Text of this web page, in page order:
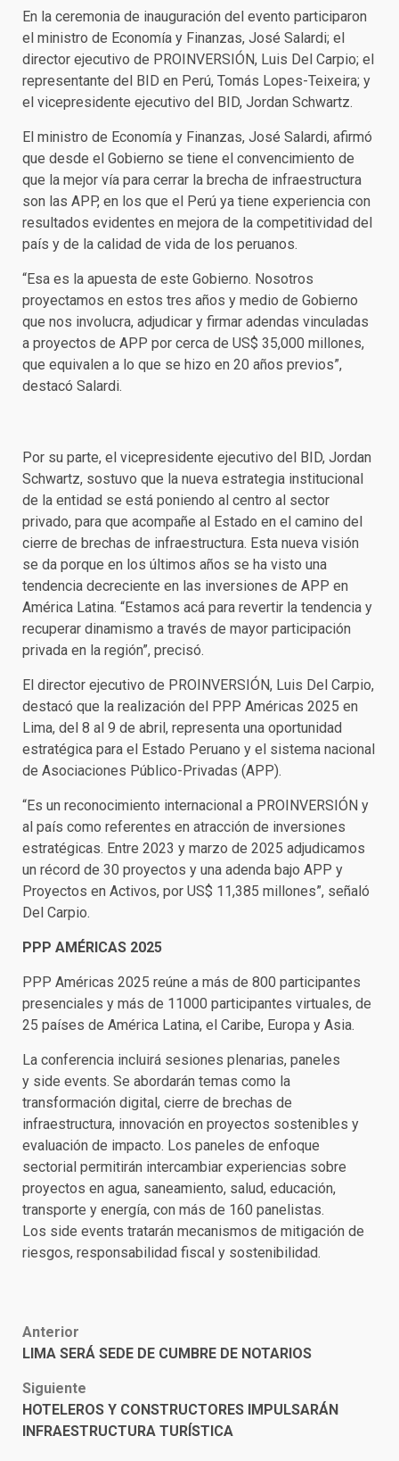
En la ceremonia de inauguración del evento participaron
el ministro de Economía y Finanzas, José Salardi; el
director ejecutivo de PROINVERSIÓN, Luis Del Carpio; el
representante del BID en Perú, Tomás Lopes-Teixeira; y
el vicepresidente ejecutivo del BID, Jordan Schwartz.
El ministro de Economía y Finanzas, José Salardi, afirmó
que desde el Gobierno se tiene el convencimiento de
que la mejor vía para cerrar la brecha de infraestructura
son las APP, en los que el Perú ya tiene experiencia con
resultados evidentes en mejora de la competitividad del
país y de la calidad de vida de los peruanos.
“Esa es la apuesta de este Gobierno. Nosotros
proyectamos en estos tres años y medio de Gobierno
que nos involucra, adjudicar y firmar adendas vinculadas
a proyectos de APP por cerca de US$ 35,000 millones,
que equivalen a lo que se hizo en 20 años previos”,
destacó Salardi.
Por su parte, el vicepresidente ejecutivo del BID, Jordan
Schwartz, sostuvo que la nueva estrategia institucional
de la entidad se está poniendo al centro al sector
privado, para que acompañe al Estado en el camino del
cierre de brechas de infraestructura. Esta nueva visión
se da porque en los últimos años se ha visto una
tendencia decreciente en las inversiones de APP en
América Latina. “Estamos acá para revertir la tendencia y
recuperar dinamismo a través de mayor participación
privada en la región”, precisó.
El director ejecutivo de PROINVERSIÓN, Luis Del Carpio,
destacó que la realización del PPP Américas 2025 en
Lima, del 8 al 9 de abril, representa una oportunidad
estratégica para el Estado Peruano y el sistema nacional
de Asociaciones Público-Privadas (APP).
“Es un reconocimiento internacional a PROINVERSIÓN y
al país como referentes en atracción de inversiones
estratégicas. Entre 2023 y marzo de 2025 adjudicamos
un récord de 30 proyectos y una adenda bajo APP y
Proyectos en Activos, por US$ 11,385 millones”, señaló
Del Carpio.
PPP AMÉRICAS 2025
PPP Américas 2025 reúne a más de 800 participantes
presenciales y más de 11000 participantes virtuales, de
25 países de América Latina, el Caribe, Europa y Asia.
La conferencia incluirá sesiones plenarias, paneles
y side events. Se abordarán temas como la
transformación digital, cierre de brechas de
infraestructura, innovación en proyectos sostenibles y
evaluación de impacto. Los paneles de enfoque
sectorial permitirán intercambiar experiencias sobre
proyectos en agua, saneamiento, salud, educación,
transporte y energía, con más de 160 panelistas.
Los side events tratarán mecanismos de mitigación de
riesgos, responsabilidad fiscal y sostenibilidad.
Post
Anterior
LIMA SERÁ SEDE DE CUMBRE DE NOTARIOS
Siguiente
HOTELEROS Y CONSTRUCTORES IMPULSARÁN
INFRAESTRUCTURA TURÍSTICA